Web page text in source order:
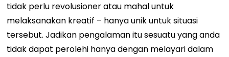
tidak perlu revolusioner atau mahal untuk
melaksanakan kreatif – hanya unik untuk situasi
tersebut. Jadikan pengalaman itu sesuatu yang anda
tidak dapat perolehi hanya dengan melayari dalam